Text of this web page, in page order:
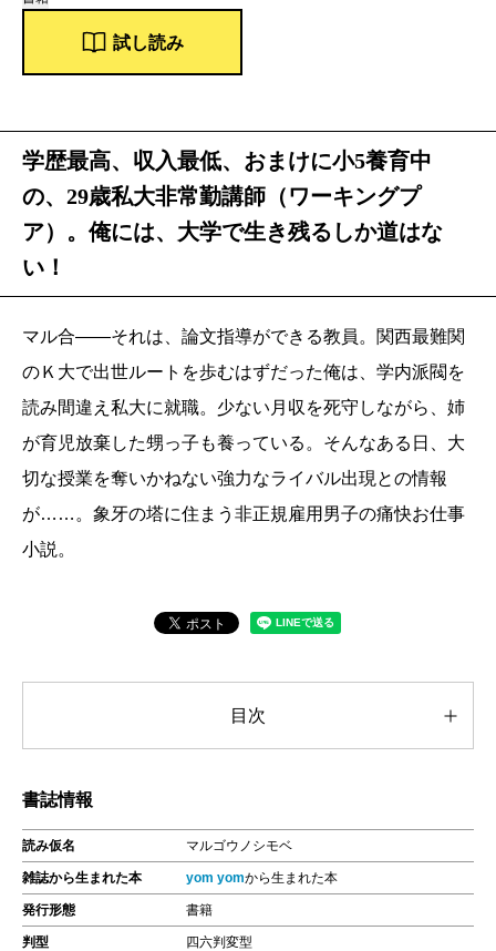
試し読み
学歴最高、収入最低、おまけに小5養育中
の、29歳私大非常勤講師（ワーキングプ
ア）。俺には、大学で生き残るしか道はな
い！
マル合――それは、論文指導ができる教員。関西最難関
のＫ大で出世ルートを歩むはずだった俺は、学内派閥を
読み間違え私大に就職。少ない月収を死守しながら、姉
が育児放棄した甥っ子も養っている。そんなある日、大
切な授業を奪いかねない強力なライバル出現との情報
が……。象牙の塔に住まう非正規雇用男子の痛快お仕事
小説。
目次
書誌情報
読み仮名 マルゴウノシモベ
雑誌から生まれた本 yom yomから生まれた本
発行形態 書籍
判型 四六判変型